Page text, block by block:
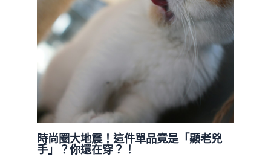
時尚圈大地震！這件單品竟是「顯老兇
手」？你還在穿？！